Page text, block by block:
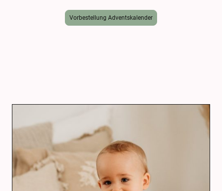
Vorbestellung Adventskalender